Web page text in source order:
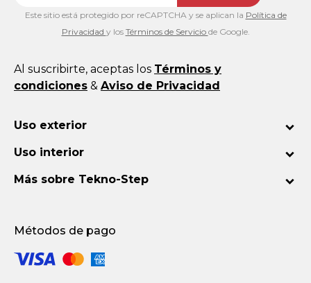
Este sitio está protegido por reCAPTCHA y se aplican la Política de
Privacidad y los Términos de Servicio de Google.
Al suscribirte, aceptas los Términos y
condiciones & Aviso de Privacidad
Uso exterior
Uso interior
Más sobre Tekno-Step
Métodos de pago